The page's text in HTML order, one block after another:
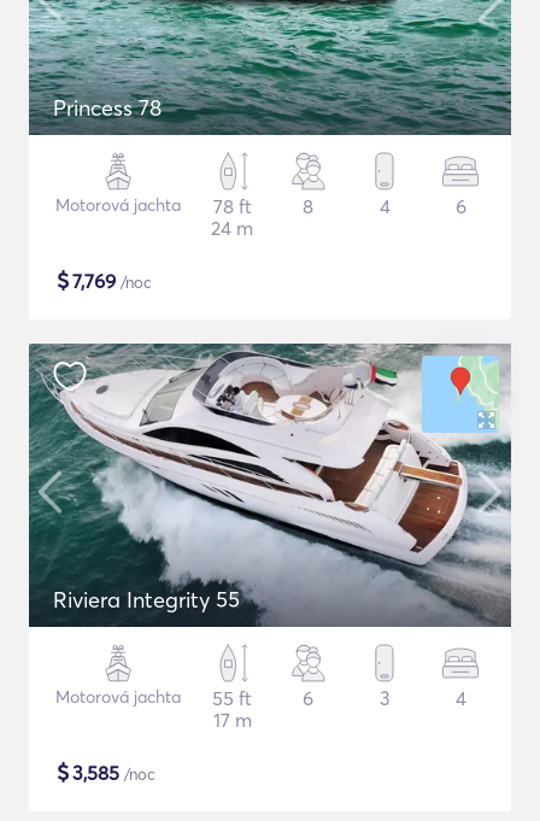
Princess 78
Motorová jachta
78 ft
24 m
8 4 6
$7,769 /noc
Riviera Integrity 55
Motorová jachta
55 ft
17 m
6 3 4
$3,585 /noc